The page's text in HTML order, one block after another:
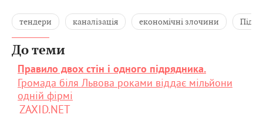
тендери каналізація економічні злочини
До теми
Правило двох стін і одного підрядника.
Громада біля Львова роками віддає мільйони
одній фірмі
ZAXID.NET